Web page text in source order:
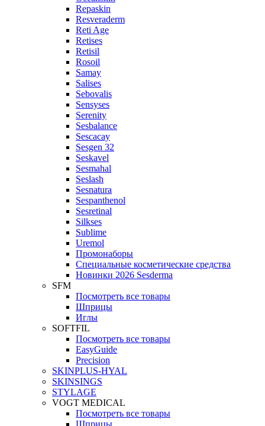
Repaskin
Resveraderm
Reti Age
Retises
Retisil
Rosoil
Samay
Salises
Sebovalis
Sensyses
Serenity
Sesbalance
Sescacay
Sesgen 32
Seskavel
Sesmahal
Seslash
Sesnatura
Sespanthenol
Sesretinal
Silkses
Sublime
Uremol
Промонаборы
Специальные косметические средства
Новинки 2026 Sesderma
SFM
Посмотреть все товары
Шприцы
Иглы
SOFTFIL
Посмотреть все товары
EasyGuide
Precision
SKINPLUS-HYAL
SKINSINGS
STYLAGE
VOGT MEDICAL
Посмотреть все товары
Шприцы